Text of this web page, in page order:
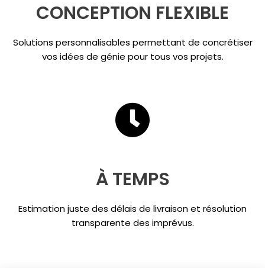
CONCEPTION FLEXIBLE
Solutions personnalisables permettant de concrétiser
vos idées de génie pour tous vos projets.
À TEMPS
Estimation juste des délais de livraison et résolution
transparente des imprévus.